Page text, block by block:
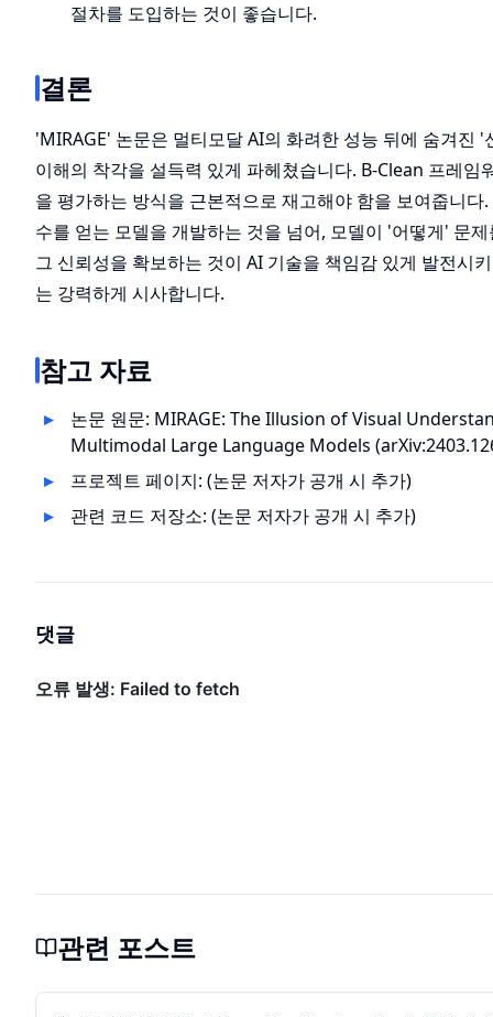
절차를 도입하는 것이 좋습니다.
결론
'MIRAGE' 논문은 멀티모달 AI의 화려한 성능 뒤에 숨겨진 '
이해의 착각을 설득력 있게 파헤쳤습니다. B-Clean 프레임
을 평가하는 방식을 근본적으로 재고해야 함을 보여줍니다
수를 얻는 모델을 개발하는 것을 넘어, 모델이 '어떻게' 문
그 신뢰성을 확보하는 것이 AI 기술을 책임감 있게 발전시
는 강력하게 시사합니다.
참고 자료
논문 원문: MIRAGE: The Illusion of Visual
Multimodal Large Language Models
프로젝트 페이지: (논문 저자가 공개 시 추가)
관련 코드 저장소: (논문 저자가 공개 시 추가)
댓글
관련 포스트